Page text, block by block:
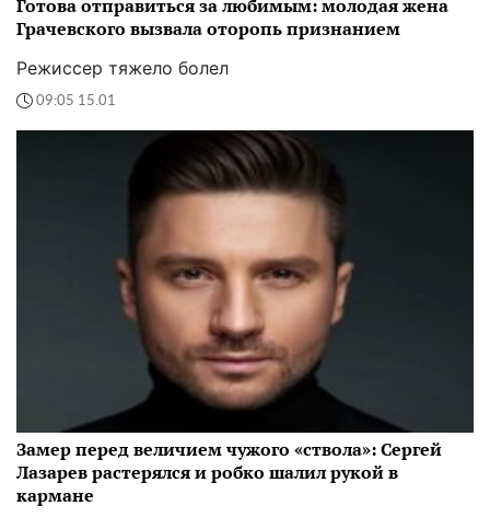
Готова отправиться за любимым: молодая жена
Грачевского вызвала оторопь признанием
Режиссер тяжело болел
09:05 15.01
Замер перед величием чужого «ствола»: Сергей
Лазарев растерялся и робко шалил рукой в
кармане